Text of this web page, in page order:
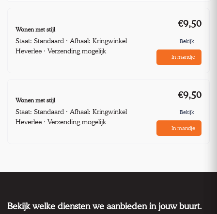
Wonen met stijl
Staat: Standaard · Afhaal: Kringwinkel
Heverlee · Verzending mogelijk
€9,50
Bekijk
In mandje
Wonen met stijl
Staat: Standaard · Afhaal: Kringwinkel
Heverlee · Verzending mogelijk
€9,50
Bekijk
In mandje
Bekijk welke diensten we aanbieden in jouw buurt.